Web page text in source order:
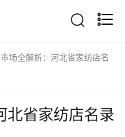
场全解析：河北省家纺店名
北省家纺店名录